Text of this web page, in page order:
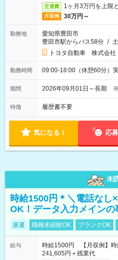
交通費 1ヶ月3万円を上限
月収例 30万円～
勤務地
愛知県豊田市
豊田市駅からバス58分 /
トヨタ自動車 株式会社
勤務時間 09:00-18:00（休憩60分）
期間 2026年09月01日～長期
特徴 履歴書不要
気になる！ 応
未
時給1500円＊＼電話なし
OK！データ入力メインの
派遣 職種未経験OK ブランクOK
給与
時給1500円 【月収例】時
241,605円＋残業代